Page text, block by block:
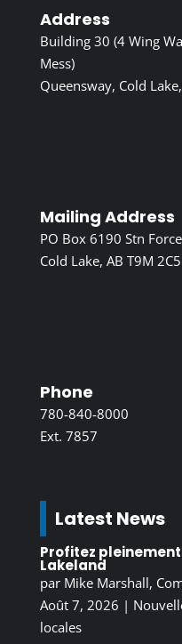
Address
Building 30 (4 Wing
Mess)
Queensway, Cold
Mailing Address
PO Box 6190 Stn
Cold Lake, AB T9M 2C5
Phone
780-840-8000
Ext. 7857
Latest News
Profitez
Lakeland
par Mike Marshall,
Août 7, 2026 |
locales